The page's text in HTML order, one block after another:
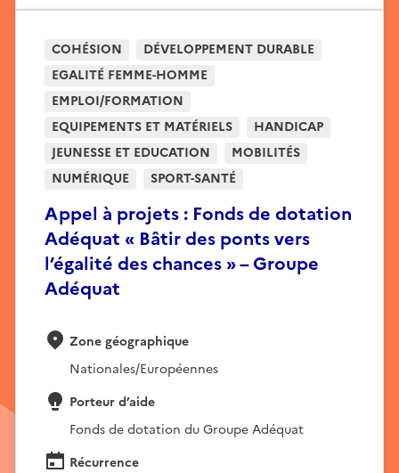
Appel à projets : Fonds de dotation
Adéquat « Bâtir des ponts vers
l’égalité des chances » – Groupe
Adéquat
COHÉSION
DÉVELOPPEMENT DURABLE
EGALITÉ FEMME-HOMME
EMPLOI/FORMATION
EQUIPEMENTS ET MATÉRIELS
HANDICAP
JEUNESSE ET EDUCATION
MOBILITÉS
NUMÉRIQUE
SPORT-SANTÉ
Zone géographique
Nationales/Européennes
Porteur d’aide
Fonds de dotation du Groupe Adéquat
Récurrence